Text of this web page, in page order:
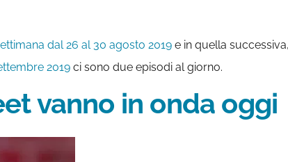
dal 26 al 30 agosto 2019 e in quella successiva,
2019 ci sono due episodi al giorno.
vanno in onda oggi